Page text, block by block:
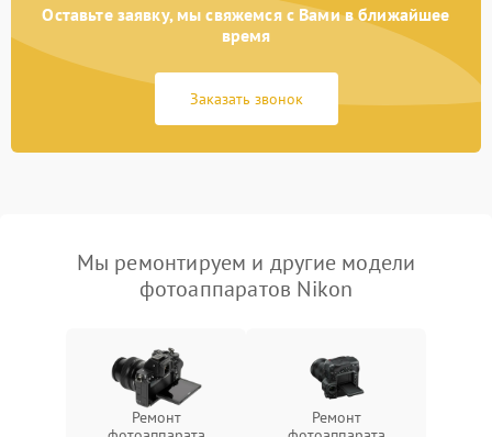
Оставьте заявку, мы свяжемся с Вами в ближайшее
время
Заказать звонок
Мы ремонтируем и другие модели
фотоаппаратов Nikon
Ремонт
Ремонт